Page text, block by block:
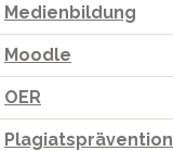
Medienbildung
Moodle
OER
Plagiatsprävention